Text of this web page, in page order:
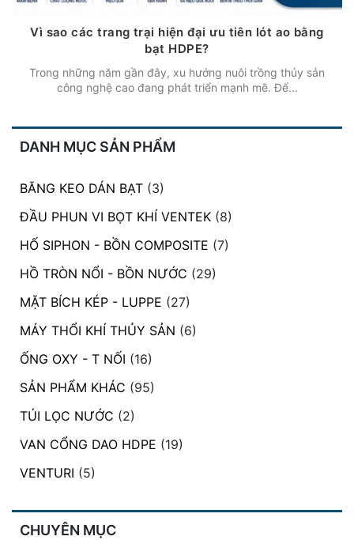
Vì sao các trang trại hiện đại ưu tiên lót ao bằng
bạt HDPE?
Trong những năm gần đây, xu hướng nuôi trồng thủy sản
công nghệ cao đang phát triển mạnh mẽ. Để...
DANH MỤC SẢN PHẨM
BĂNG KEO DÁN BẠT (3)
ĐẦU PHUN VI BỌT KHÍ VENTEK (8)
HỐ SIPHON - BỒN COMPOSITE (7)
HỒ TRÒN NỔI - BỒN NƯỚC (29)
MẶT BÍCH KÉP - LUPPE (27)
MÁY THỔI KHÍ THỦY SẢN (6)
ỐNG OXY - T NỐI (16)
SẢN PHẨM KHÁC (95)
TÚI LỌC NƯỚC (2)
VAN CỔNG DAO HDPE (19)
VENTURI (5)
CHUYÊN MỤC